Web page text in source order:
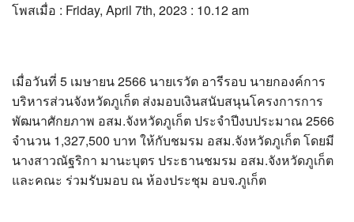
HotBusiness
HotHealth and Beauty
PR News
อยากบอกอยากเล่า
โพสเมื่อ : Friday, April 7th, 2023 : 10.12 am
เมื่อวันที่ 5 เมษายน 2566 นายเรวัต อารีรอบ นายกองค์การ
บริหารส่วนจังหวัดภูเก็ต ส่งมอบเงินสนับสนุนโครงการการ
พัฒนาศักยภาพ อสม.จังหวัดภูเก็ต ประจำปีงบประมาณ 2566
จำนวน 1,327,500 บาท ให้กับชมรม อสม.จังหวัดภูเก็ต โดยมี
นางสาวณัฐริกา มานะบุตร ประธานชมรม อสม.จังหวัดภูเก็ต
และคณะ ร่วมรับมอบ ณ ห้องประชุม อบจ.ภูเก็ต